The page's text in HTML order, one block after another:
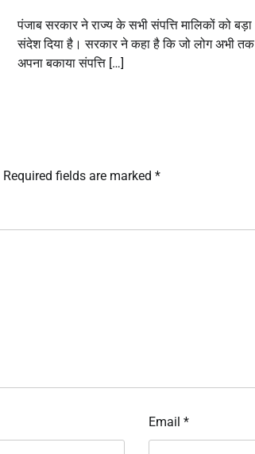
पंजाब सरकार ने राज्य के सभी संपत्ति मालिकों को बड़ा
संदेश दिया है। सरकार ने कहा है कि जो लोग अभी तक
अपना बकाया संपत्ति […]
Required fields are marked *
Email *